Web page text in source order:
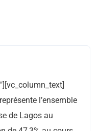
l’ensemble
de Lagos au